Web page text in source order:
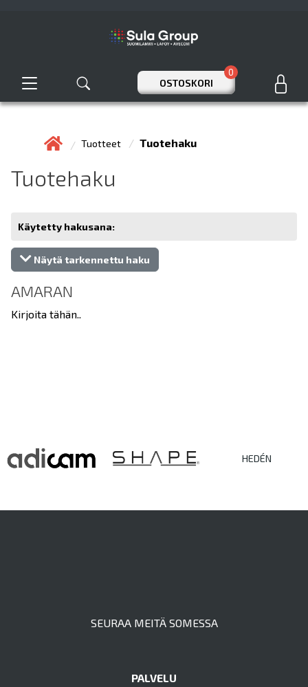
OSTOSKORI
0
Tuotteet Tuotehaku
Tuotehaku
Käytetty hakusana:
Näytä tarkennettu haku
AMARAN
Kirjoita tähän..
HEDÉN
SEURAA MEITÄ SOMESSA
PALVELU